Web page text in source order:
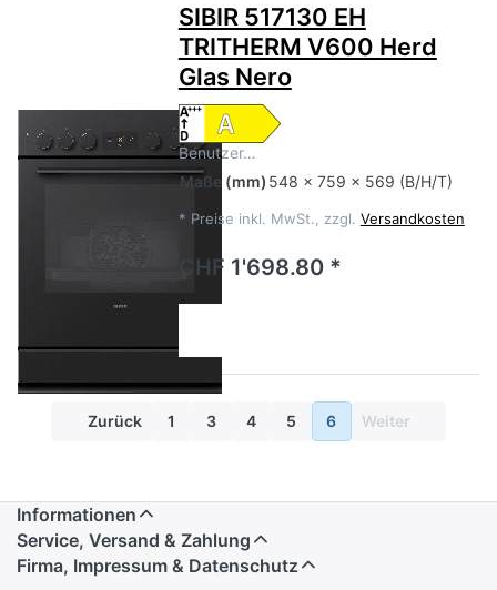
SIBIR 517130 EH
TRITHERM V600 Herd
Glas Nero
Benutzer…
Maße (mm) 548 x 759 x 569 (B/H/T)
* Preise inkl. MwSt., zzgl. Versandkosten
CHF 1'698.80 *
Zurück 1 3 4 5 6 Weiter
Informationen
Service, Versand & Zahlung
Firma, Impressum & Datenschutz